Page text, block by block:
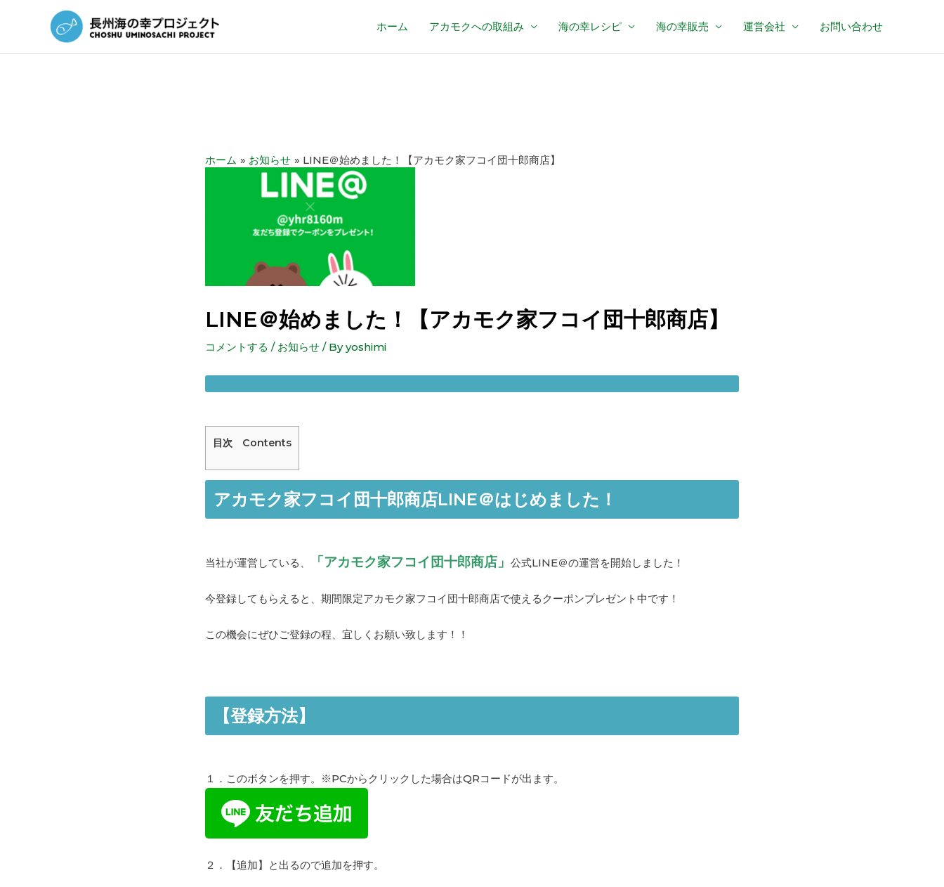
ホーム アカモクへの取組み 海の幸レシピ 海の幸販売 運営会社 お問い合わせ
ホーム お知らせ LINE＠始めました！【アカモク家フコイ団十郎商店】
LINE＠始めました！【アカモク家フコイ団十郎商店】
コメントする / お知らせ / Byyoshimi
目次 Contents
アカモク家フコイ団十郎商店LINE＠はじめました！
当社が運営している、 「アカモク家フコイ団十郎商店」公式LINE＠の運営を開始しました！
今登録してもらえると、期間限定アカモク家フコイ団十郎商店で使えるクーポンプレゼント中です！
この機会にぜひご登録の程、宜しくお願い致します！！
【登録方法】
１．このボタンを押す。※PCからクリックした場合はQRコードが出ます。
２．【追加】と出るので追加を押す。